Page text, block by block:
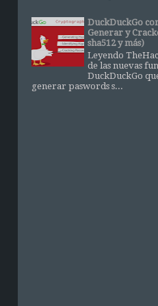
DuckDuckGo
Generar y
sha512 y más)
Leyendo
de las nuevas
DuckDuckGo
generar paswords s...